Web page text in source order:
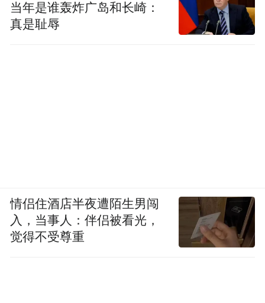
当年是谁轰炸广岛和长崎：
真是耻辱
情侣住酒店半夜遭陌生男闯
入，当事人：伴侣被看光，
觉得不受尊重